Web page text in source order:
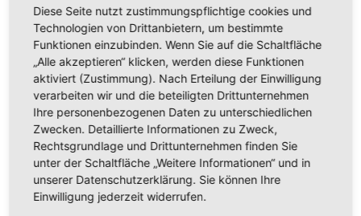
Thomas Lißke
Pfarrer / Stellvertretender Superintendent
Ev.-Luth. Kirchgemeinde Zur Ehre Gottes
Diese Seite nutzt zustimmungspflichtige cookies und
Technologien von Drittanbietern, um bestimmte
Funktionen einzubinden. Wenn Sie auf die Schaltfläche
„Alle akzeptieren“ klicken, werden diese Funktionen
aktiviert (Zustimmung). Nach Erteilung der Einwilligung
verarbeiten wir und die beteiligten Drittunternehmen
Ihre personenbezogenen Daten zu unterschiedlichen
Zwecken. Detaillierte Informationen zu Zweck,
Rechtsgrundlage und Drittunternehmen finden Sie
unter der Schaltfläche „Weitere Informationen“ und in
unserer Datenschutzerklärung. Sie können Ihre
Einwilligung jederzeit widerrufen.